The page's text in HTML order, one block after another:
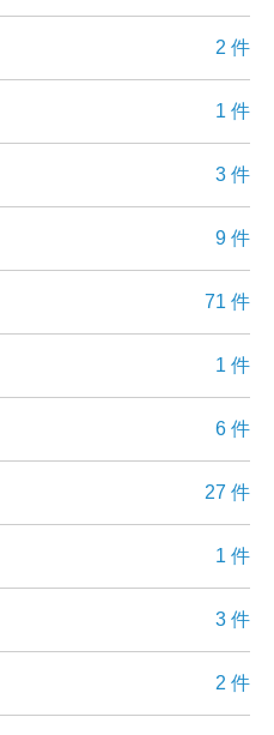
2 件
1 件
3 件
9 件
71 件
1 件
6 件
27 件
1 件
3 件
2 件